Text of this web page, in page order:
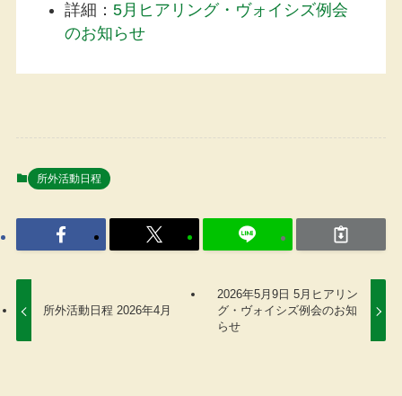
詳細： 5月ヒアリング・ヴォイシズ例会
のお知らせ
所外活動日程
所外活動日程 2026年4月
2026年5月9日 5月ヒアリン
グ・ヴォイシズ例会のお知
らせ